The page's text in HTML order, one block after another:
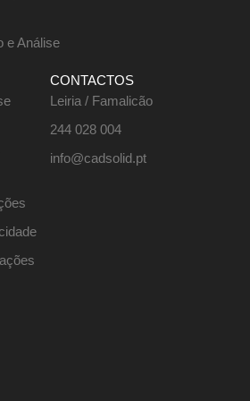
e Análise
CONTACTOS
Leiria / Famalicão
244 028 004
info@cadsolid.pt